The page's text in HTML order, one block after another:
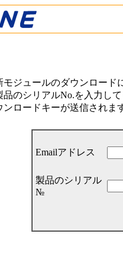
モジュールのダウンロード
品のシリアルNo.を入力し
ンロードキーが送信されま
Emailアドレス
製品のシリアル
№